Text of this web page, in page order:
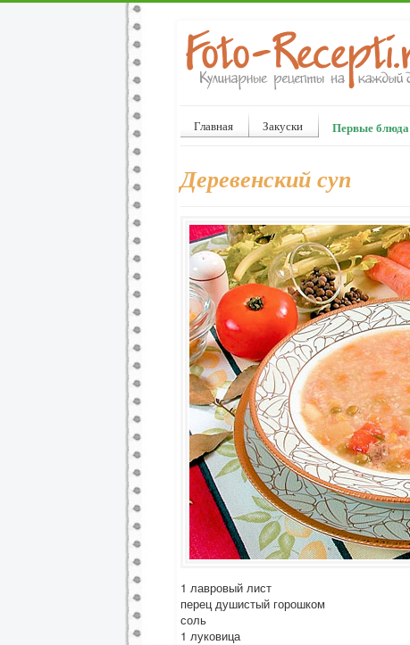
Главная Закуски Первые блюда
Деревенский суп
1 лавровый лист
перец душистый горошком
соль
1 луковица